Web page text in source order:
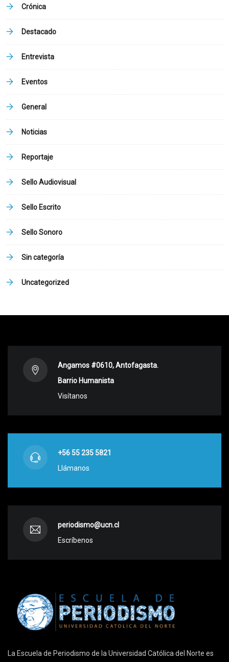
Crónica
Destacado
Entrevista
Eventos
General
Noticias
Reportaje
Sello Audiovisual
Sello Escrito
Sello Sonoro
Sin categoría
Uncategorized
Angamos #0610, Antofagasta.
Barrio Humanista
Visítanos
+56 55 235 5821
Llámanos
periodismo@ucn.cl
Escríbenos
La Escuela de Periodismo de la Universidad Católica del Norte es